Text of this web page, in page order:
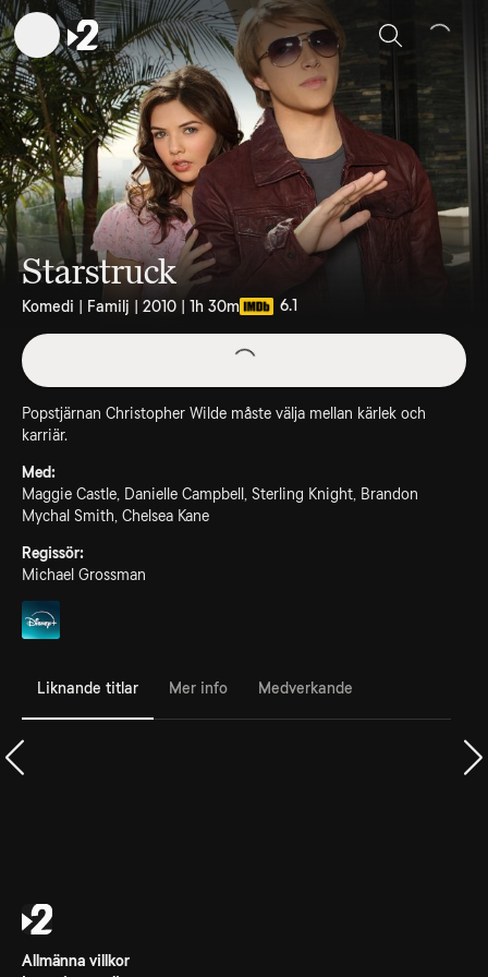
Sök
Starstruck
Komedi | Familj | 2010 | 1h 30m 6.1
Popstjärnan Christopher Wilde måste välja mellan kärlek och
karriär.
Med:
Maggie Castle, Danielle Campbell, Sterling Knight, Brandon
Mychal Smith, Chelsea Kane
Regissör:
Michael Grossman
Liknande titlar Mer info Medverkande
Allmänna villkor